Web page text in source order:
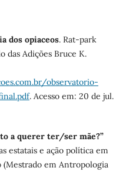
dos opiaceos. Rat-park
das Adições Bruce K.
observatorio-
. Acesso em: 20 de jul.
a querer ter/ser mãe?”
estatais e ação política em
(Mestrado em Antropologia